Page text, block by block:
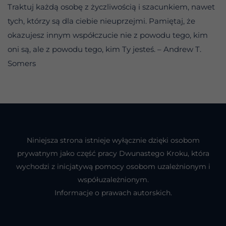
Traktuj każdą osobę z życzliwością i szacunkiem, nawet
tych, którzy są dla ciebie nieuprzejmi. Pamiętaj, że
okazujesz innym współczucie nie z powodu tego, kim
oni są, ale z powodu tego, kim Ty jesteś. – Andrew T.
Somers
Niniejsza strona istnieje wyłącznie dzięki osobom
prywatnym jako część pracy Dwunastego Kroku, która
wychodzi z inicjatywą pomocy osobom uzależnionym i
współuzależnionym.
Informacje o prawach autorskich.